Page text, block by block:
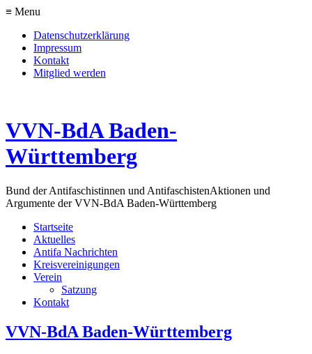
≡ Menu
Datenschutzerklärung
Impressum
Kontakt
Mitglied werden
VVN-BdA Baden-
Württemberg
Bund der Antifaschistinnen und AntifaschistenAktionen und
Argumente der VVN-BdA Baden-Württemberg
Startseite
Aktuelles
Antifa Nachrichten
Kreisvereinigungen
Verein
Satzung
Kontakt
VVN-BdA Baden-Württemberg